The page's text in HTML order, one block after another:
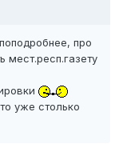
про
мест.респ.газету
уже столько